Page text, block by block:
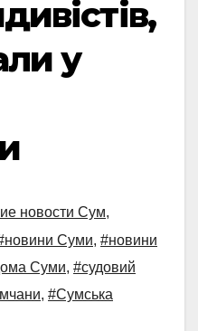
у
новости Сум,
Суми, #новини
Суми, #судовий
, #Сумська